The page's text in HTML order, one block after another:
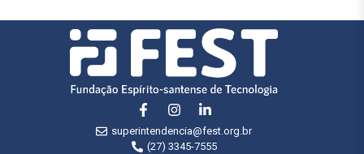
superintendencia@fest.org.br
(27) 3345-7555